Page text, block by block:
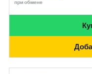
при обмене